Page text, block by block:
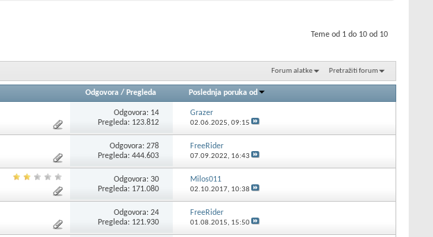
Teme od 1 do 10 od 10
Forum alatke Pretražiti forum
Odgovora / Pregleda Poslednja poruka od
Odgovora: 14
Pregleda: 123.812
Grazer
02.06.2025, 09:15
Odgovora:278
Pregleda: 444.603
FreeRider
07.09.2022, 16:43
Odgovora:30
Pregleda: 171.080
Milos011
02.10.2017, 10:38
Odgovora:24
Pregleda: 121.930
FreeRider
01.08.2015, 15:50